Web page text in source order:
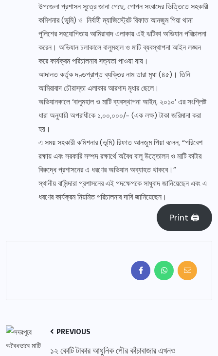
উপজেলা প্রশাসন সূত্রে জানা গেছে, গোপন সংবাদের ভিত্তিতে সহকারী
কমিশনার (ভূমি) ও নির্বাহী ম্যাজিস্ট্রেট রিফাত আনজুম পিয়া থানা
পুলিশের সহযোগিতায় আমিরাবাদ এলাকায় এই ঝটিকা অভিযান পরিচালনা
করেন। অভিযান চলাকালে বালুমহাল ও মাটি ব্যবস্থাপনা আইন লঙ্ঘন
করে কার্যক্রম পরিচালনার সত্যতা পাওয়া যায়।
আদালত কর্তৃক দণ্ডপ্রাপ্ত ব্যক্তির নাম তারা মৃধা (৪৫)। তিনি
আমিরাবাদ চৌরাস্তা এলাকার আরশাদ মৃধার ছেলে।
অভিযানকালে ‘বালুমহাল ও মাটি ব্যবস্থাপনা আইন, ২০১০’ এর সংশ্লিষ্ট
ধারা অনুযায়ী অপরাধীকে ১,০০,০০০/- (এক লক্ষ) টাকা জরিমানা করা
হয়।
এ সময় সহকারী কমিশনার (ভূমি) রিফাত আনজুম পিয়া বলেন, “পরিবেশ
রক্ষায় এবং সরকারি সম্পদ রক্ষার্থে অবৈধ বালু উত্তোলন ও মাটি কাটার
বিরুদ্ধে প্রশাসনের এ ধরণের অভিযান অব্যাহত থাকবে।”
স্থানীয় বাসিন্দারা প্রশাসনের এই পদক্ষেপকে সাধুবাদ জানিয়েছেন এবং এ
ধরণের কার্যক্রম নিয়মিত পরিচালনার দাবি জানিয়েছেন।
Print 🖨
PREVIOUS
১২ কোটি টাকার আধুনিক পৌর কাঁচাবাজার এখনও